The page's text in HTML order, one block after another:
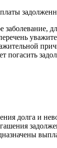
заболевание,
погасить
долга и